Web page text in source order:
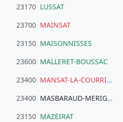
23170 LUSSAT
23700 MAINSAT
23150 MAISONNISSES
23600 MALLERET-BOUSSAC
23400 MANSAT-LA-COURRIERE
23400 MASBARAUD-MERIGNAT
23150 MAZEIRAT